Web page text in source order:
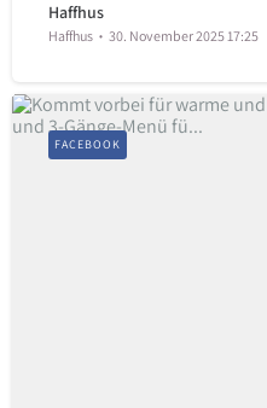
Haffhus
Haffhus 30. November 2025 17:25
FACEBOOK